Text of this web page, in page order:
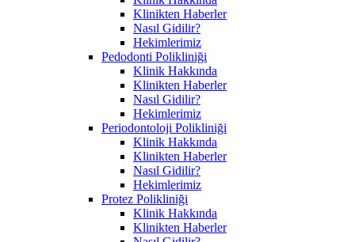
Klinikten Haberler
Nasıl Gidilir?
Hekimlerimiz
Pedodonti Polikliniği
Klinik Hakkında
Klinikten Haberler
Nasıl Gidilir?
Hekimlerimiz
Periodontoloji Polikliniği
Klinik Hakkında
Klinikten Haberler
Nasıl Gidilir?
Hekimlerimiz
Protez Polikliniği
Klinik Hakkında
Klinikten Haberler